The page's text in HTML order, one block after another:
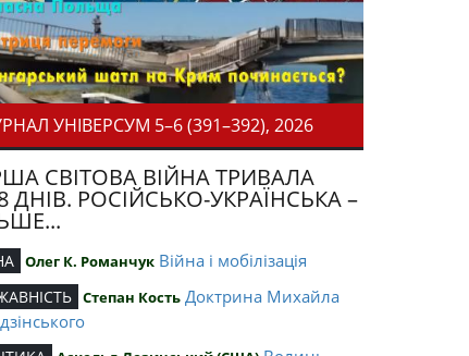
УНІВЕРСУМ 5–6 (391–392), 2026
СВІТОВА ВІЙНА ТРИВАЛА
ДНІВ. РОСІЙСЬКО-УКРАЇНСЬКА –
Олег К. Романчук Війна і мобілізація
Степан Кость Доктрина Михайла